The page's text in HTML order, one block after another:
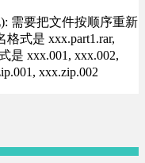
需要把文件按顺序重新
式是 xxx.part1.rar,
是 xxx.001, xxx.002,
xxx.zip.002